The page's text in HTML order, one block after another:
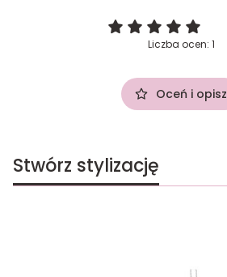
Liczba ocen: 1
Oceń i opisz
Stwórz stylizację